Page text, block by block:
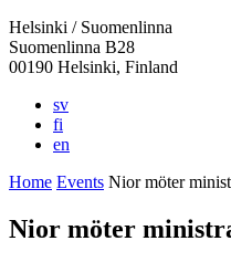
tab
tab
tab
tab
tab
Helsinki / Suomenlinna
Suomenlinna B28
00190 Helsinki, Finland
sv
fi
en
Home Events Nior möter
Nior möter